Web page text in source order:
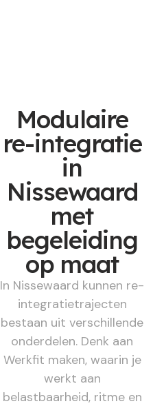
Modulaire
re-integratie
in
Nissewaard
met
begeleiding
op maat
In Nissewaard kunnen re-
integratietrajecten
bestaan uit verschillende
onderdelen. Denk aan
Werkfit maken, waarin je
werkt aan
belastbaarheid, ritme en